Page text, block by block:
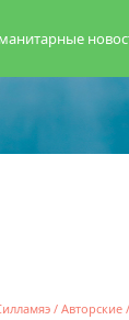
/ Авторские /